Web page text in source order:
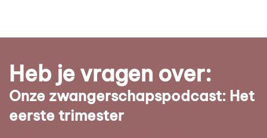
Heb je vragen over:
Onze zwangerschapspodcast: Het
eerste trimester